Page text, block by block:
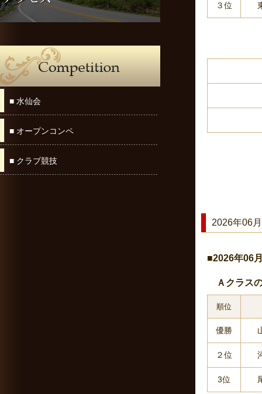
■ 水仙会
■ オープンコンペ
■ クラブ競技
３位
2026年06月
■2026年06
Ａクラス
順位
優勝
２位
3位